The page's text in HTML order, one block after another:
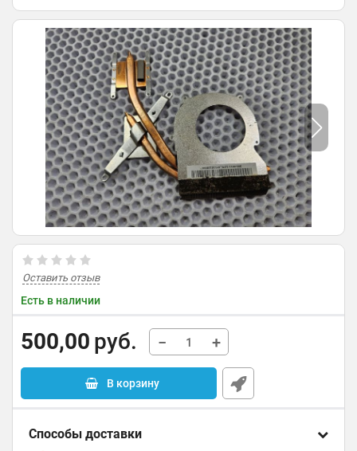
Оставить отзыв
Есть в наличии
500,00 руб. − +
В корзину
Способы доставки